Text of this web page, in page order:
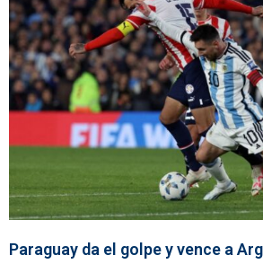
Paraguay da el golpe y vence a